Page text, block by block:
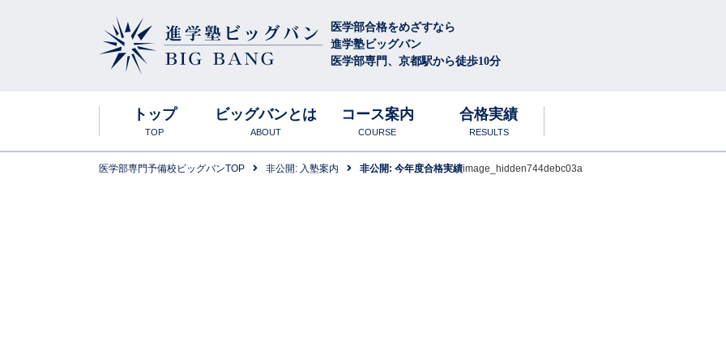
医学部合格をめざすなら
進学塾ビッグバン
医学部専門、京都駅から徒歩10分
トップ
TOP
ビッグバンとは
ABOUT
コース案内
COURSE
合格実績
RESULTS
医学部専門予備校ビッグバンTOP 非公開: 入塾案内 非公開: 今年度合格実績image_hidden744debc03a